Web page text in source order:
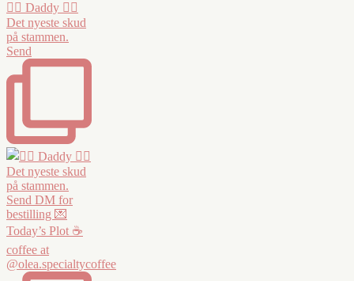
❤️‍🔥 Daddy ❤️‍🔥
Det nyeste skud
på stammen.
Send
Today’s Plot ☕️
coffee at
@olea.specialtycoffee